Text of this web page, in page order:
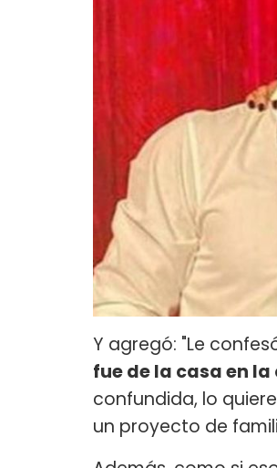
Y agregó: "Le
fue de la casa en
confundida, lo
un proyecto de